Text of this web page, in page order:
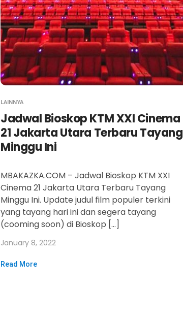
LAINNYA
Jadwal Bioskop KTM XXI Cinema
21 Jakarta Utara Terbaru Tayang
Minggu Ini
MBAKAZKA.COM – Jadwal Bioskop KTM XXI
Cinema 21 Jakarta Utara Terbaru Tayang
Minggu Ini. Update judul film populer terkini
yang tayang hari ini dan segera tayang
(cooming soon) di Bioskop […]
January 8, 2022
Read More